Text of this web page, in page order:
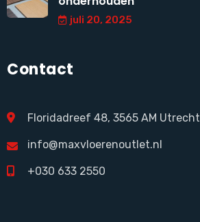
juli 20, 2025
Contact
Floridadreef 48, 3565 AM Utrecht
info@maxvloerenoutlet.nl
+030 633 2550